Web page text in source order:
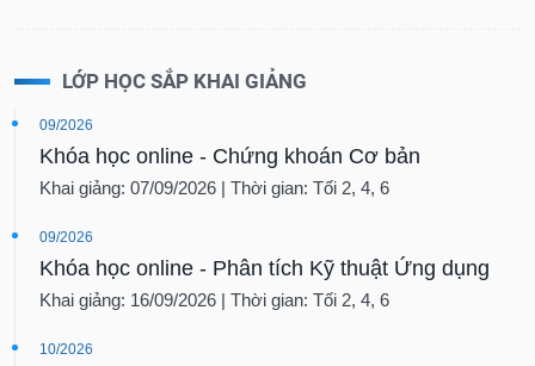
LỚP HỌC SẮP KHAI GIẢNG
09/2026
Khóa học online - Chứng khoán Cơ bản
Khai giảng: 07/09/2026 | Thời gian: Tối 2, 4, 6
09/2026
Khóa học online - Phân tích Kỹ thuật Ứng dụng
Khai giảng: 16/09/2026 | Thời gian: Tối 2, 4, 6
10/2026